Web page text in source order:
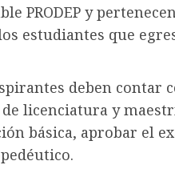
PRODEP y
estudiantes que
deben contar
licenciatura y
básica, aprobar el